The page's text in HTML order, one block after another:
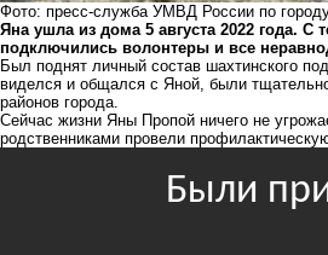
Фото: пресс-служба УМВД России по
Яна ушла из дома5 августа 2022 года. С
подключились волонтеры и все
Был поднят личный состав шахтинского
виделся и общался с Яной, были
районов города.
Сейчас жизни Яны Пропой ничего не
родственниками провели